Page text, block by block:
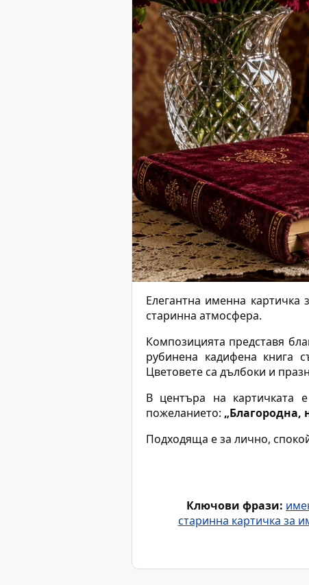
Елегантна именна картичка
старинна атмосфера.
Композицията представя
рубинена кадифена книга
Цветовете са дълбоки и
В центъра на картичката
пожеланието: „Благородна,
Подходяща е за лично,
Ключови фрази:
старинна картичка за